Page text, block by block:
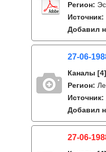
Регион:
Источник:
Добавил
27-06-
Каналы [4]
Регион:
Источник:
Добавил
27-06-